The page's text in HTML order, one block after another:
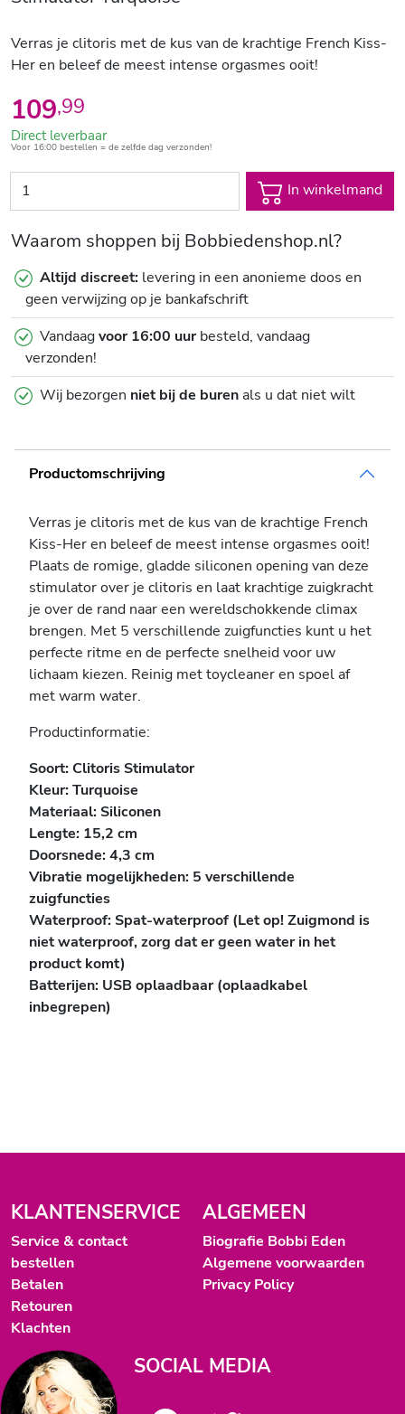
Verras je clitoris met de kus van de krachtige French Kiss-
Her en beleef de meest intense orgasmes ooit!
109,99
Direct leverbaar
Voor 16:00 bestellen = de zelfde dag verzonden!
In winkelmand
Waarom shoppen bij Bobbiedenshop.nl?
Altijd discreet: levering in een anonieme doos en
geen verwijzing op je bankafschrift
Vandaagvoor 16:00 uurbesteld, vandaag
verzonden!
Wij bezorgen niet bij de burenals u dat niet wilt
Productomschrijving
Verras je clitoris met de kus van de krachtige French
Kiss-Her en beleef de meest intense orgasmes ooit!
Plaats de romige, gladde siliconen opening van deze
stimulator over je clitoris en laat krachtige zuigkracht
je over de rand naar een wereldschokkende climax
brengen. Met 5 verschillende zuigfuncties kunt u het
perfecte ritme en de perfecte snelheid voor uw
lichaam kiezen. Reinig met toycleaner en spoel af
met warm water.
Productinformatie:
Soort: Clitoris Stimulator
Kleur: Turquoise
Materiaal: Siliconen
Lengte: 15,2 cm
Doorsnede:4,3 cm
Vibratie mogelijkheden: 5 verschillende
zuigfuncties
Waterproof: Spat-waterproof (Let op! Zuigmond is
niet waterproof, zorg dat er geen water in het
product komt)
Batterijen: USB oplaadbaar (oplaadkabel
inbegrepen)
KLANTENSERVICE
Service & contact
bestellen
Betalen
Retouren
Klachten
ALGEMEEN
Biografie Bobbi Eden
Algemene voorwaarden
Privacy Policy
SOCIAL MEDIA